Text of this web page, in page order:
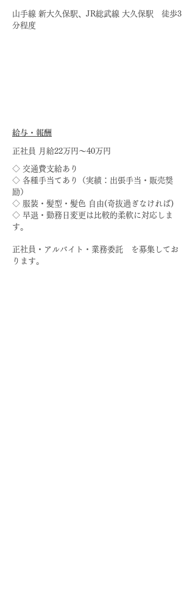
山手線 新大久保駅、JR総武線 大久保駅 徒歩3
分程度​
給与・報酬​
正社員 月給22万円～40万円
◇ 交通費支給あり
◇ 各種手当てあり（実績：出張手当・販売奨
励）
◇ 服装・髪型・髪色 自由(奇抜過ぎなければ)
◇ 早退・勤務日変更は比較的柔軟に対応しま
す。
正社員・アルバイト・業務委託 を募集してお
ります。